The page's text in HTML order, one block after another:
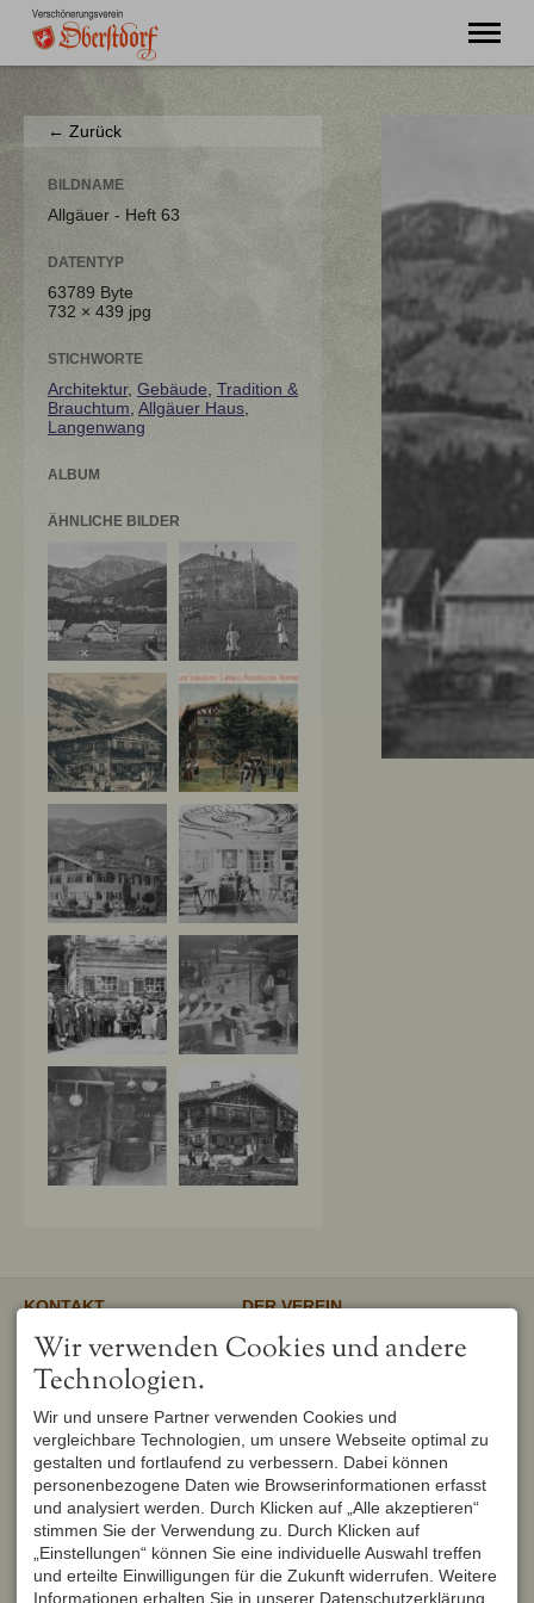
"Ming Huimat mueß de Kinde blibe!"
Verein
Chronik
Unser Oberstdorf
Flurnamen
Literatur
Kontakt
← Zurück
BILDNAME
Allgäuer - Heft 63
DATENTYP
63789 Byte
732 × 439 jpg
STICHWORTE
Architektur, Gebäude Tradition &
Brauchtum Allgäuer Haus
Langenwang
ALBUM
ÄHNLICHE BILDER
KONTAKT
Verschönerungsverein
Oberstdorf e.V.
1. Vorsitzender
Peter Titzler
87561 Oberstdorf
DEUTSCHLAND
Tel.+49 8322 6759
info@verschoenerungsverein-
oberstdorf.de
DER VEREIN
Unser gemeinnütziger Verein
unterstützt und fördert den
Brauchtum in Oberstdorf.
UNSER OBERSTDORF
Seit Februar 1982 werden die
Hefte der Reihe "Unser
Oberstdorf" zweimal im Jahr
vom Verschönerungsverein
WEITERFÜHRENDE LINKS
Urlaub in Oberstdorf
Markt Oberstdorf
Heimatmuseum Oberstdorf
Oberstdorf Lexikon
Wir verwenden Cookies und andere
Technologien.
Wir und unsere Partner verwenden Cookies und
vergleichbare Technologien, um unsere Webseite optimal zu
gestalten und fortlaufend zu verbessern. Dabei können
personenbezogene Daten wie Browserinformationen erfasst
und analysiert werden. Durch Klicken auf „Alle akzeptieren“
stimmen Sie der Verwendung zu. Durch Klicken auf
„Einstellungen“ können Sie eine individuelle Auswahl treffen
und erteilte Einwilligungen für die Zukunft widerrufen. Weitere
Informationen erhalten Sie in unserer Datenschutzerklärung.